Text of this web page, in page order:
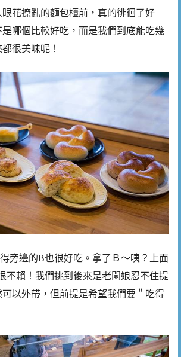
花撩亂的麵包櫃前，真的徘徊了好
哪個比較好吃，而是我們到底能吃幾
很美味呢！
旁邊的B也很好吃。拿了Ｂ～咦？上面
不賴！我們挑到後來是老闆娘忍不住提
以外帶，但前提是希望我們要＂吃得